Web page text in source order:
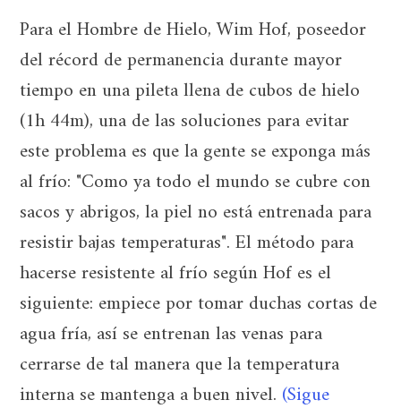
Para el Hombre de Hielo, Wim Hof, poseedor
del récord de permanencia durante mayor
tiempo en una pileta llena de cubos de hielo
(1h 44m), una de las soluciones para evitar
este problema es que la gente se exponga más
al frío: "Como ya todo el mundo se cubre con
sacos y abrigos, la piel no está entrenada para
resistir bajas temperaturas". El método para
hacerse resistente al frío según Hof es el
siguiente: empiece por tomar duchas cortas de
agua fría, así se entrenan las venas para
cerrarse de tal manera que la temperatura
interna se mantenga a buen nivel. (Sigue